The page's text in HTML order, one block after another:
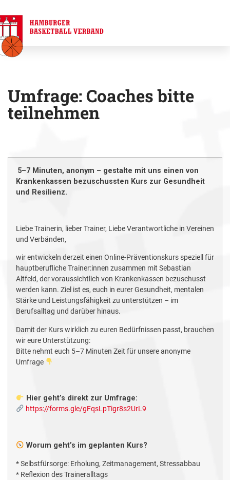
Umfrage: Coaches bitte
teilnehmen
5–7 Minuten, anonym – gestalte mit uns einen von
Krankenkassen bezuschussten Kurs zur Gesundheit
und Resilienz.
Liebe Trainerin, lieber Trainer, Liebe Verantwortliche in Vereinen
und Verbänden,
wir entwickeln derzeit einen Online-Präventionskurs speziell für
hauptberufliche Trainer:innen zusammen mit Sebastian
Altfeld, der voraussichtlich von Krankenkassen bezuschusst
werden kann. Ziel ist es, euch in eurer Gesundheit, mentalen
Stärke und Leistungsfähigkeit zu unterstützen – im
Berufsalltag und darüber hinaus.
Damit der Kurs wirklich zu euren Bedürfnissen passt, brauchen
wir eure Unterstützung:
Bitte nehmt euch 5–7 Minuten Zeit für unsere anonyme
Umfrage
Hier geht’s direkt zur Umfrage:
https://forms.gle/gFqsLpTigr8s2UrL9
Worum geht’s im geplanten Kurs?
* Selbstfürsorge: Erholung, Zeitmanagement, Stressabbau
* Reflexion des Traineralltags